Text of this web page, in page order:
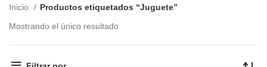
Inicio
Productos etiquetados “Juguete”
Mostrando el único resultado